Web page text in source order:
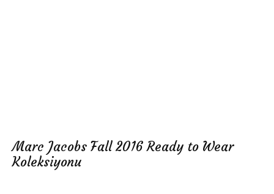
Marc Jacobs Fall 2016 Ready to Wear
Koleksiyonu